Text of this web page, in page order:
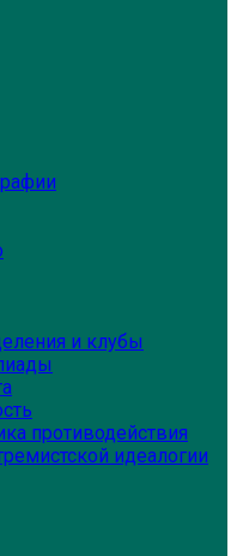
и клубы
противодействия
идеалогии